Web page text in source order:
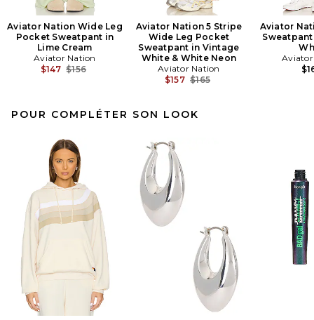
Aviator Nation Wide Leg
Pocket Sweatpant in
Lime Cream
Aviator Nation
$147 Previous price:
$156
Aviator Nation 5 Stripe
Wide Leg Pocket
Sweatpant in Vintage
White & White Neon
Aviator Nation
$157 Previous price:
$165
Aviator
POUR COMPLÉTER SON LOOK